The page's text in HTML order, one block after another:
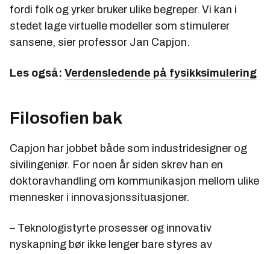
fordi folk og yrker bruker ulike begreper. Vi kan i
stedet lage virtuelle modeller som stimulerer
sansene, sier professor Jan Capjon.
Les også: Verdensledende på fysikksimulering
Filosofien bak
Capjon har jobbet både som industridesigner og
sivilingeniør. For noen år siden skrev han en
doktoravhandling om kommunikasjon mellom ulike
mennesker i innovasjonssituasjoner.
– Teknologistyrte prosesser og innovativ
nyskapning bør ikke lenger bare styres av